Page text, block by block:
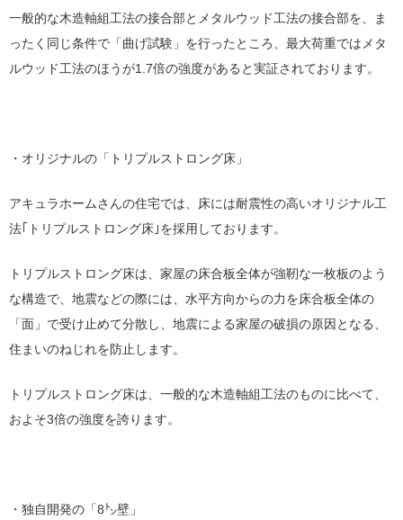
一般的な木造軸組工法の接合部とメタルウッド工法の接合部を、ま
ったく同じ条件で「曲げ試験」を行ったところ、最大荷重ではメタ
ルウッド工法のほうが1.7倍の強度があると実証されております。
・オリジナルの「トリプルストロング床」
アキュラホームさんの住宅では、床には耐震性の高いオリジナル工
法｢トリプルストロング床｣を採用しております。
トリプルストロング床は、家屋の床合板全体が強靭な一枚板のよう
な構造で、地震などの際には、水平方向からの力を床合板全体の
「面」で受け止めて分散し、地震による家屋の破損の原因となる、
住まいのねじれを防止します。
トリプルストロング床は、一般的な木造軸組工法のものに比べて、
およそ3倍の強度を誇ります。
・独自開発の「8㌧壁」